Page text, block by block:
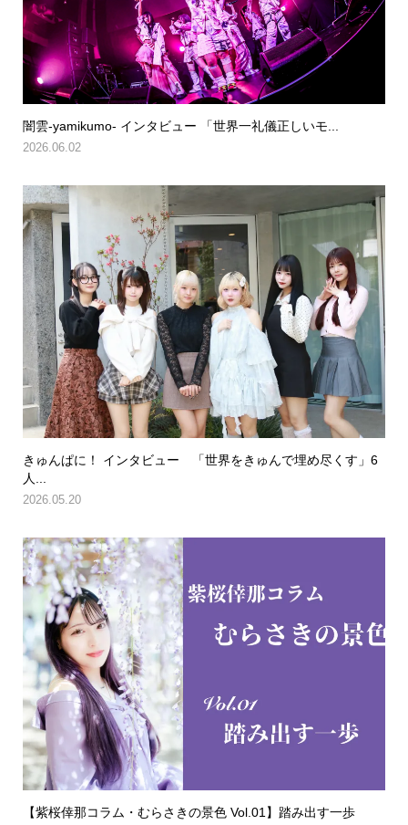
闇雲-yamikumo- インタビュー 「世界一礼儀正しいモ...
2026.06.02
きゅんぱに！ インタビュー 「世界をきゅんで埋め尽くす」6
人...
2026.05.20
【紫桜倖那コラム・むらさきの景色 Vol.01】踏み出す一歩